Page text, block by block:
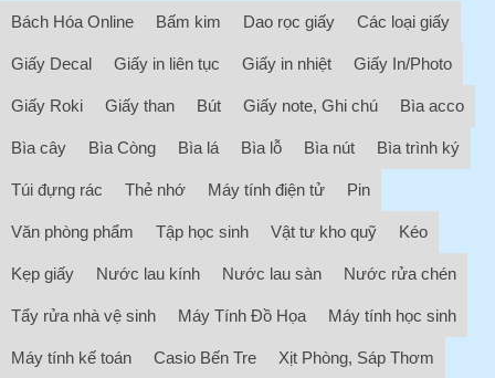
Bách Hóa Online Bấm kim Dao rọc giấy Các loại giấy
Giấy Decal Giấy in liên tục Giấy in nhiệt Giấy In/Photo
Giấy Roki Giấy than Bút Giấy note, Ghi chú Bìa acco
Bìa cây Bìa Còng Bìa lá Bìa lỗ Bìa nút Bìa trình ký
Túi đựng rác Thẻ nhớ Máy tính điện tử Pin
Văn phòng phẩm Tập học sinh Vật tư kho quỹ Kéo
Kẹp giấy Nước lau kính Nước lau sàn Nước rửa chén
Tẩy rửa nhà vệ sinh Máy Tính Đồ Họa Máy tính học sinh
Máy tính kế toán Casio Bến Tre Xịt Phòng, Sáp Thơm